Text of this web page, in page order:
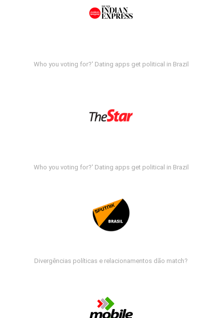
Who you voting for?' Dating apps get political in Brazil
Who you voting for?' Dating apps get political in Brazil
Divergências políticas e relacionamentos dão match?